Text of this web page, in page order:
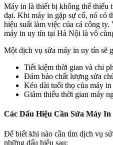
Máy in là thiết bị không thể thiếu
đại. Khi máy in gặp sự cố, nó có
hiệu suất làm việc của cả công
máy in uy tín tại Hà Nội là vô
Một dịch vụ sửa máy in uy tín sẽ
Tiết kiệm thời gian và chi
Đảm bảo chất lượng sửa
Kéo dài tuổi thọ của máy in
Giảm thiểu thời gian máy
Các Dấu Hiệu Cần Sửa Máy In
Để biết khi nào cần tìm dịch vụ
những dấu hiệu sau: